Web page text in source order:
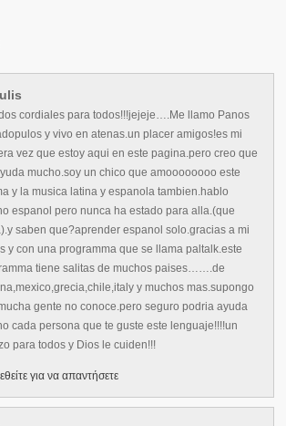
cordiales para todos!!!jejeje….Me llamo Panos
y vivo en atenas.un placer amigos!es mi
vez que estoy aqui en este pagina.pero creo que
mucho.soy un chico que amoooooooo este
y la musica latina y espanola tambien.hablo
espanol pero nunca ha estado para alla.(que
saben que?aprender espanol solo.gracias a mi
y con una programma que se llama paltalk.este
tiene salitas de muchos paises…….de
y muchos mas.supongo
gente no conoce.pero seguro podria ayuda
cada persona que te guste este lenguaje!!!!un
para todos y Dios le cuiden!!!
για να απαντήσετε